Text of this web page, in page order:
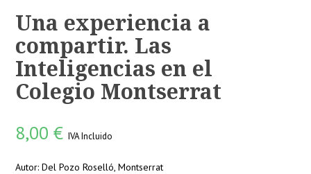
Una experiencia a
compartir. Las
Inteligencias en el
Colegio Montserrat
8,00€ IVA Incluido
Autor: Del Pozo Roselló, Montserrat